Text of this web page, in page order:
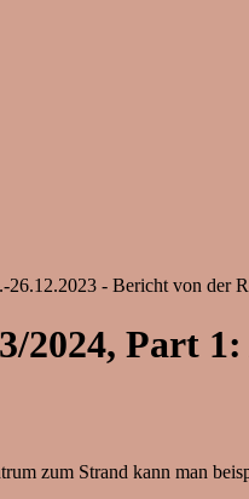
- Bericht von der
2024, Part
zum Strand kann man